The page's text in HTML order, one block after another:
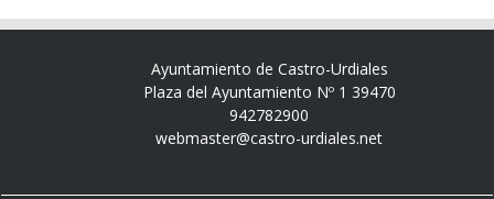
Ayuntamiento de Castro-Urdiales
Plaza del Ayuntamiento Nº 1 39470
942782900
webmaster@castro-urdiales.net